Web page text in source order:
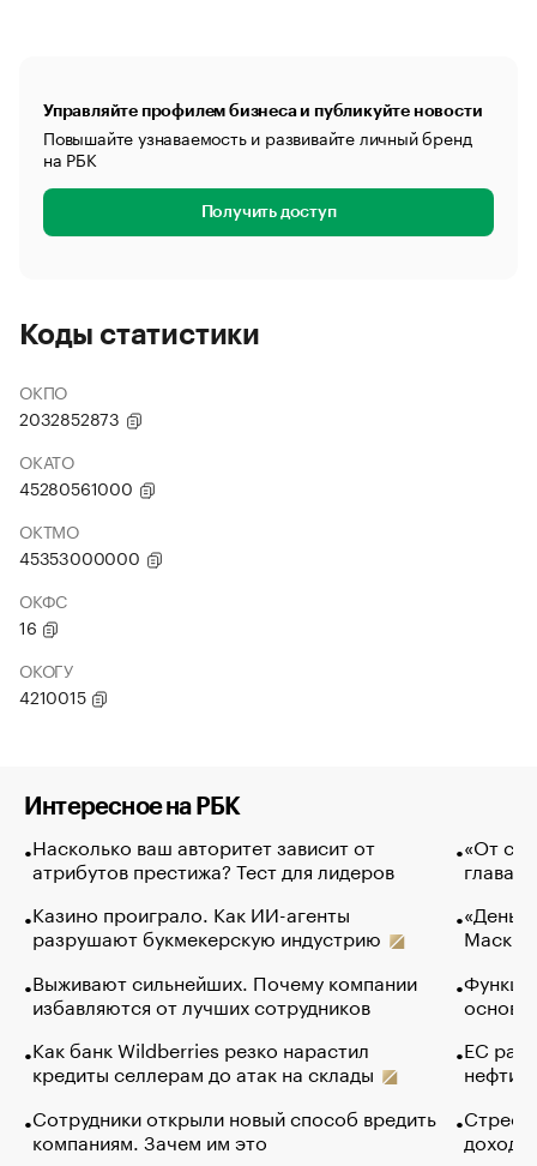
Управляйте профилем бизнеса и публикуйте новости
Повышайте узнаваемость и развивайте личный бренд
на РБК
Получить доступ
Коды статистики
ОКПО
2032852873
ОКАТО
45280561000
ОКТМО
45353000000
ОКФС
16
ОКОГУ
4210015
Интересное на РБК
Насколько ваш авторитет зависит от
атрибутов престижа? Тест для лидеров
Казино проиграло. Как ИИ-агенты
разрушают букмекерскую индустрию
Выживают сильнейших. Почему компании
избавляются от лучших сотрудников
Как банк Wildberries резко нарастил
кредиты селлерам до атак на склады
Сотрудники открыли новый способ вредить
компаниям. Зачем им это
«От
глава
Маск в
основ
ЕС
нефти